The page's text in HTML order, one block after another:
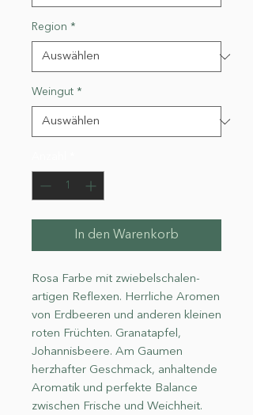
Region *
Weingut *
In den Warenkorb
Rosa Farbe mit zwiebelschalen-
artigen Reflexen. Herrliche Aromen
von Erdbeeren und anderen kleinen
roten Früchten. Granatapfel,
Johannisbeere. Am Gaumen
herzhafter Geschmack, anhaltende
Aromatik und perfekte Balance
zwischen Frische und Weichheit.